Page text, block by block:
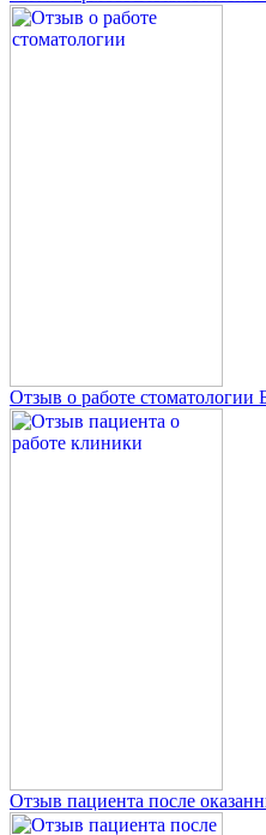
Отзыв о работе
Отзыв пациента после